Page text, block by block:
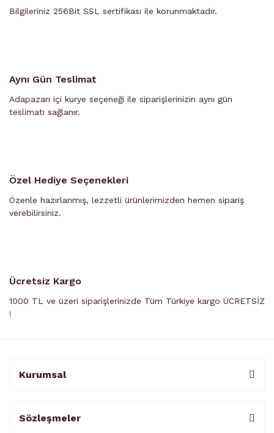
Bilgileriniz 256Bit SSL sertifikası ile korunmaktadır.
Aynı Gün Teslimat
Adapazarı içi kurye seçeneği ile siparişlerinizin aynı gün
teslimatı sağlanır.
Özel Hediye Seçenekleri
Özenle hazırlanmış, lezzetli ürünlerimizden hemen sipariş
verebilirsiniz.
Ücretsiz Kargo
1000 TL ve üzeri siparişlerinizde Tüm Türkiye kargo ÜCRETSİZ
!
Kurumsal
Sözleşmeler